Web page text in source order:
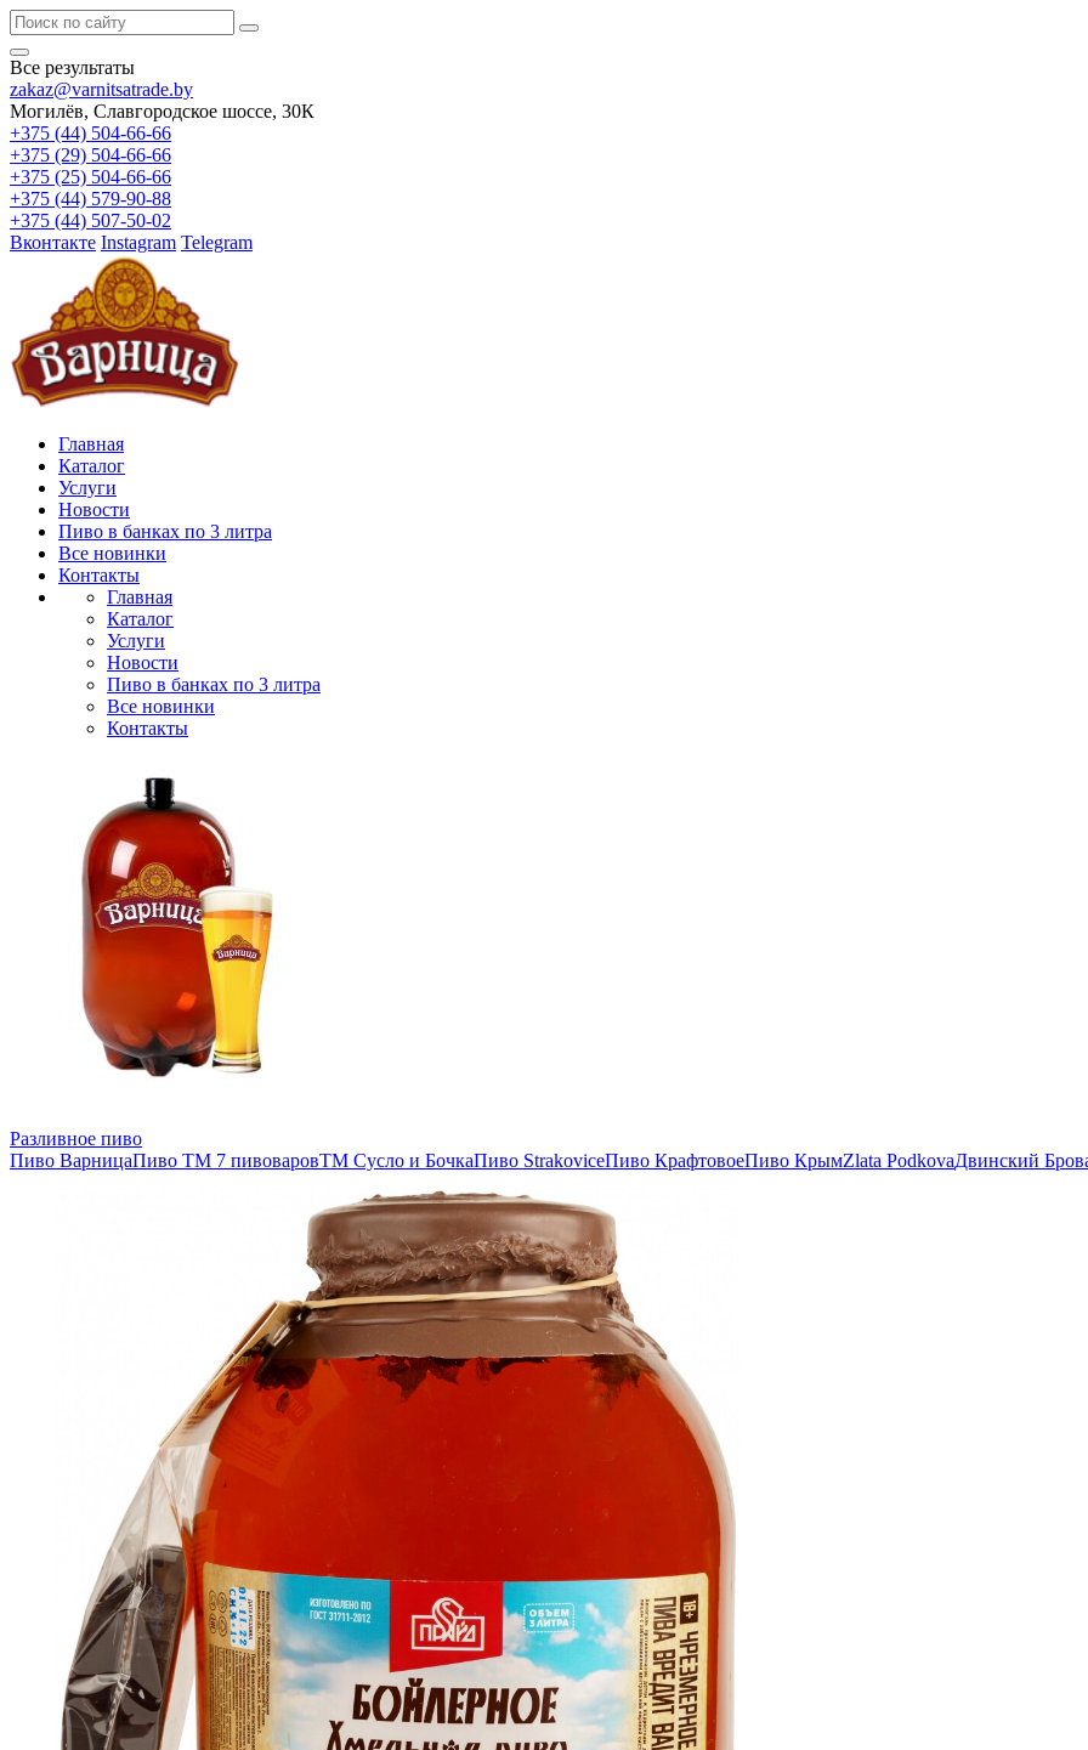
Все результаты
zakaz@varnitsatrade.by
Могилёв, Славгородское шоссе, 30К
+375 (44) 504-66-66
+375 (29) 504-66-66
+375 (25) 504-66-66
+375 (44) 579-90-88
+375 (44) 507-50-02
Вконтакте Instagram Telegram
Главная
Каталог
Услуги
Новости
Пиво в банках по 3 литра
Все новинки
Контакты
Главная
Каталог
Услуги
Новости
Пиво в банках по 3 литра
Все новинки
Контакты
Разливное пиво
Пиво ВарницаПиво ТМ 7 пивоваровТМ Сусло и БочкаПиво StrakoviceПиво КрафтовоеПиво КрымZlata PodkovaДвинский